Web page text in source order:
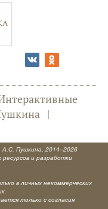
|
А.С. Пушкина, 2014–2026
и разработки
в личных некоммерческих
только с согласия